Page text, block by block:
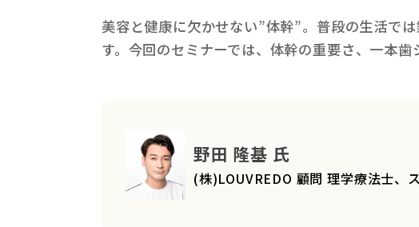
美容と健康に欠かせない”体幹”。普段の生活で
す。今回のセミナーでは、体幹の重要さ、一本歯
野田 隆基 氏
(株)LOUVREDO 顧問 理学療法士、